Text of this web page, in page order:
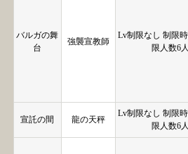
バルガの舞
台
強襲宣教師
Lv制限なし 制限
限人数6
宣託の間 龍の天秤
Lv制限なし 制限
限人数6